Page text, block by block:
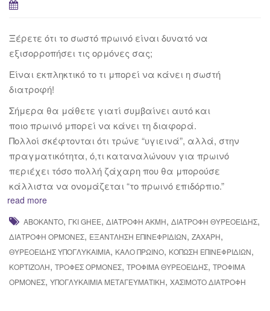
Ξέρετε ότι το σωστό πρωινό είναι δυνατό να
εξισορροπήσει τις ορμόνες σας;
Είναι εκπληκτικό το τι μπορεί να κάνει η σωστή
διατροφή!
Σήμερα θα μάθετε γιατί συμβαίνει αυτό και
ποιο πρωινό μπορεί να κάνει τη διαφορά.
Πολλοί σκέφτονται ότι τρώνε “υγιεινά”, αλλά, στην
πραγματικότητα, ό,τι καταναλώνουν για πρωινό
περιέχει τόσο πολλή ζάχαρη που θα μπορούσε
κάλλιστα να ονομάζεται “το πρωινό επιδόρπιο.”
read more
ΑΒΟΚΆΝΤΟ, ΓΚΙ GHEE, ΔΙΑΤΡΟΦΉ ΑΚΜΉ, ΔΙΑΤΡΟΦΉ ΘΥΡΕΟΕΙΔΉΣ,
ΔΙΑΤΡΟΦΉ ΟΡΜΌΝΕΣ, ΕΞΆΝΤΛΗΣΗ ΕΠΙΝΕΦΡΙΔΊΩΝ, ΖΆΧΑΡΗ,
ΘΥΡΕΟΕΙΔΉΣ ΥΠΟΓΛΥΚΑΙΜΊΑ, ΚΑΛΌ ΠΡΩΙΝΌ, ΚΌΠΩΣΗ ΕΠΙΝΕΦΡΙΔΊΩΝ,
ΚΟΡΤΙΖΌΛΗ, ΤΡΟΦΈΣ ΟΡΜΌΝΕΣ, ΤΡΌΦΙΜΑ ΘΥΡΕΟΕΙΔΉΣ, ΤΡΌΦΙΜΑ
ΟΡΜΌΝΕΣ, ΥΠΟΓΛΥΚΑΙΜΊΑ ΜΕΤΑΓΕΥΜΑΤΙΚΉ, ΧΑΣΙΜΌΤΟ ΔΙΑΤΡΟΦΉ